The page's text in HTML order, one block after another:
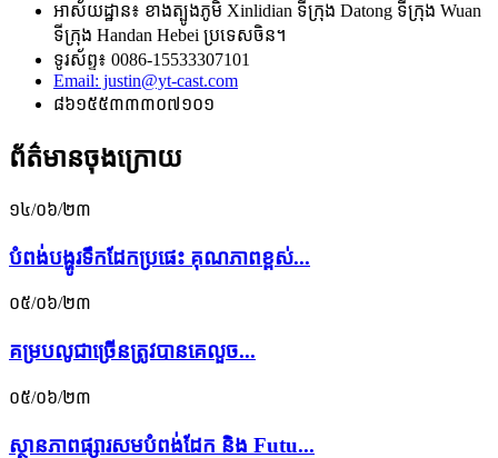
អាស័យដ្ឋាន៖ ខាងត្បូងភូមិ Xinlidian ទីក្រុង Datong ទីក្រុង Wuan
ទីក្រុង Handan Hebei ប្រទេសចិន។
ទូរស័ព្ទ៖ 0086-15533307101
Email: justin@yt-cast.com
៨៦១៥៥៣៣៣០៧១០១
ព័ត៌មានចុងក្រោយ
១៤/០៦/២៣
បំពង់បង្ហូរទឹកដែកប្រផេះ គុណភាពខ្ពស់...
០៥/០៦/២៣
គម្រប​លូ​ជាច្រើន​ត្រូវ​បាន​គេ​លួច...
០៥/០៦/២៣
ស្ថានភាពផ្សារសមបំពង់ដែក និង Futu...